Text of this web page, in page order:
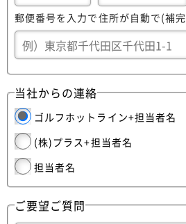
郵便番号を入力で住所が自動で(補
当社からの連絡
ゴルフホットライン+担当者名
(株)プラス+担当者名
担当者名
ご要望ご質問